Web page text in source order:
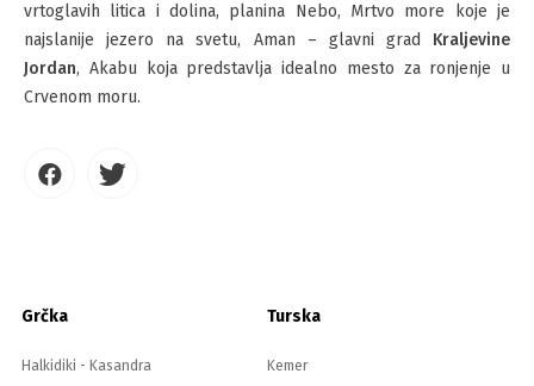
vrtoglavih litica i dolina, planina Nebo, Mrtvo more koje je
najslanije jezero na svetu, Aman – glavni grad Kraljevine
Jordan, Akabu koja predstavlja idealno mesto za ronjenje u
Crvenom moru.
Grčka
Halkidiki - Kasandra
Turska
Kemer